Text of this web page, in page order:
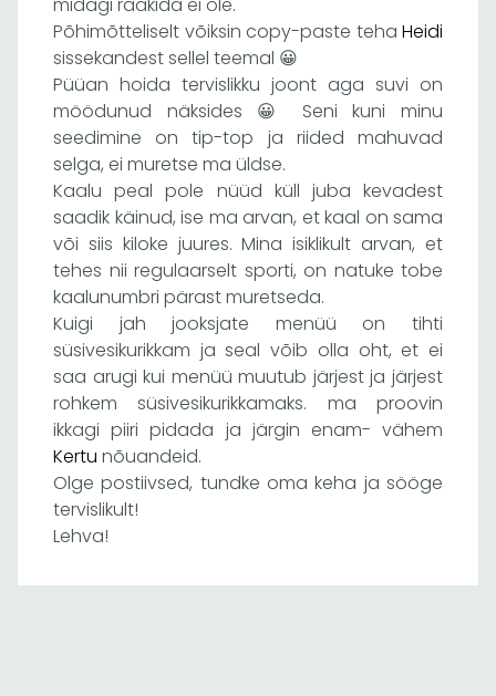
Põhimõtteliselt võiksin copy-paste teha Heidi
sissekandest sellel teemal 😀
Püüan hoida tervislikku joont aga suvi on
möödunud näksides 😀 Seni kuni minu
seedimine on tip-top ja riided mahuvad
selga, ei muretse ma üldse.
Kaalu peal pole nüüd küll juba kevadest
saadik käinud, ise ma arvan, et kaal on sama
või siis kiloke juures. Mina isiklikult arvan, et
tehes nii regulaarselt sporti, on natuke tobe
kaalunumbri pärast muretseda.
Kuigi jah jooksjate menüü on tihti
süsivesikurikkam ja seal võib olla oht, et ei
saa arugi kui menüü muutub järjest ja järjest
rohkem süsivesikurikkamaks. ma proovin
ikkagi piiri pidada ja järgin enam- vähem
Kertu nõuandeid.
Olge postiivsed, tundke oma keha ja sööge
tervislikult!
Lehva!